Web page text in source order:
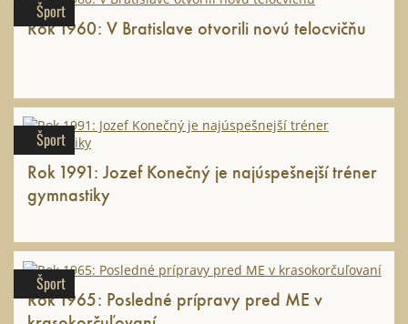
Šport
Rok 1960: V Bratislave otvorili novú telocvičňu
Šport
Rok 1991: Jozef Konečný je najúspešnejší tréner
gymnastiky
Šport
Rok 1965: Posledné prípravy pred ME v